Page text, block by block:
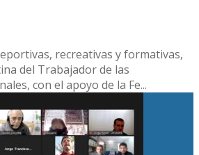
recreativas y formativas,
del Trabajador de las
con el apoyo de la Fe...